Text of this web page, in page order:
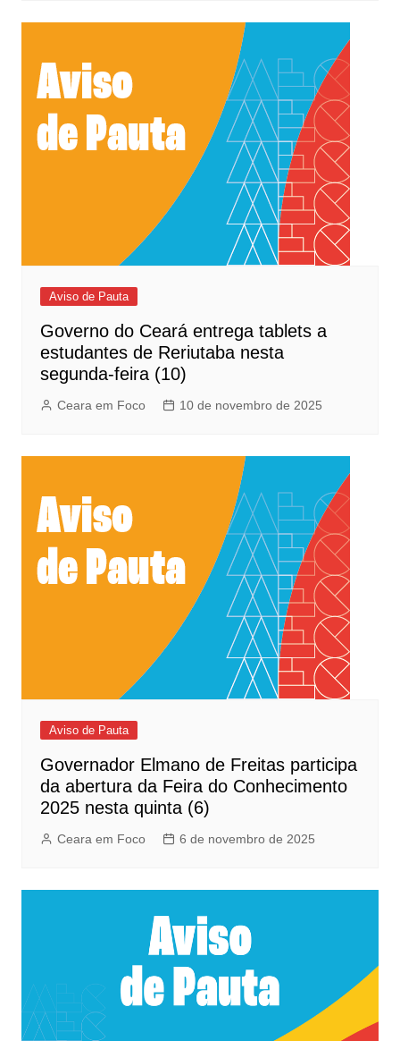
Aviso de Pauta
Governo do Ceará entrega tablets a
estudantes de Reriutaba nesta
segunda-feira (10)
Ceara em Foco 10 de novembro de 2025
Aviso de Pauta
Governador Elmano de Freitas participa
da abertura da Feira do Conhecimento
2025 nesta quinta (6)
Ceara em Foco 6 de novembro de 2025